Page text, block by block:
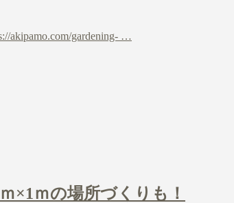
akipamo.com/gardening- …
×1ｍの場所づくりも！